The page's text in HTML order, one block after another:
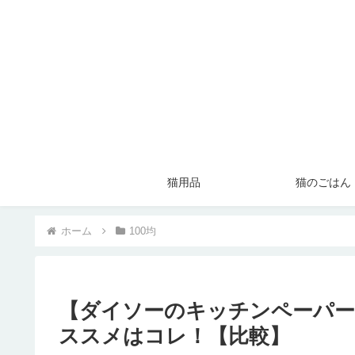
猫用品 猫のごはん
ホーム 100均
【ダイソーのキッチンペーパ
ススメはコレ！【比較】